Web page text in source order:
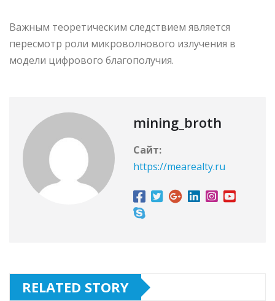
Важным теоретическим следствием является
пересмотр роли микроволнового излучения в
модели цифрового благополучия.
mining_broth
Сайт:
https://mearealty.ru
RELATED STORY